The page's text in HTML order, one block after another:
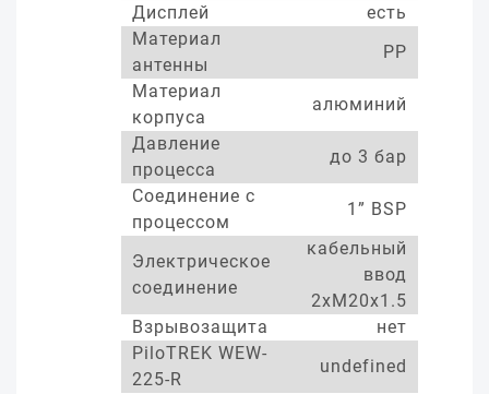
Дисплей
есть
Материал
антенны
PP
Материал
корпуса
алюминий
Давление
процесса
до 3 бар
Соединение с
процессом
1” BSP
Электрическое
соединение
кабельный
ввод
2xM20x1.5
Взрывозащита
нет
PiloTREK WEW-
225-R
undefined